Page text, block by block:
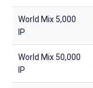
World Mix 5,000
IP
World Mix 50,000
IP